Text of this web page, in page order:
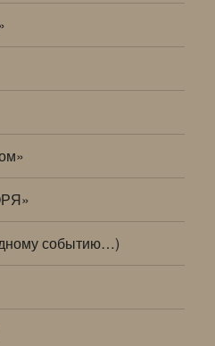
событию…)